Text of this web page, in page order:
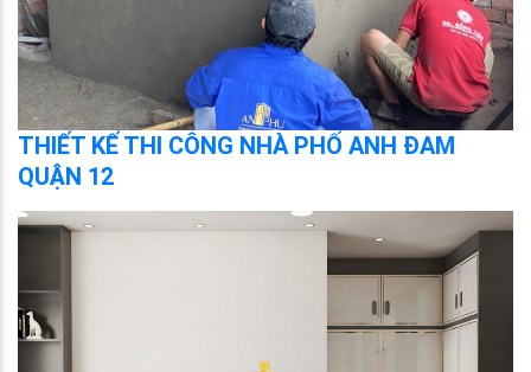
THIẾT KẾ THI CÔNG NHÀ PHỐ ANH ĐAM
QUẬN 12